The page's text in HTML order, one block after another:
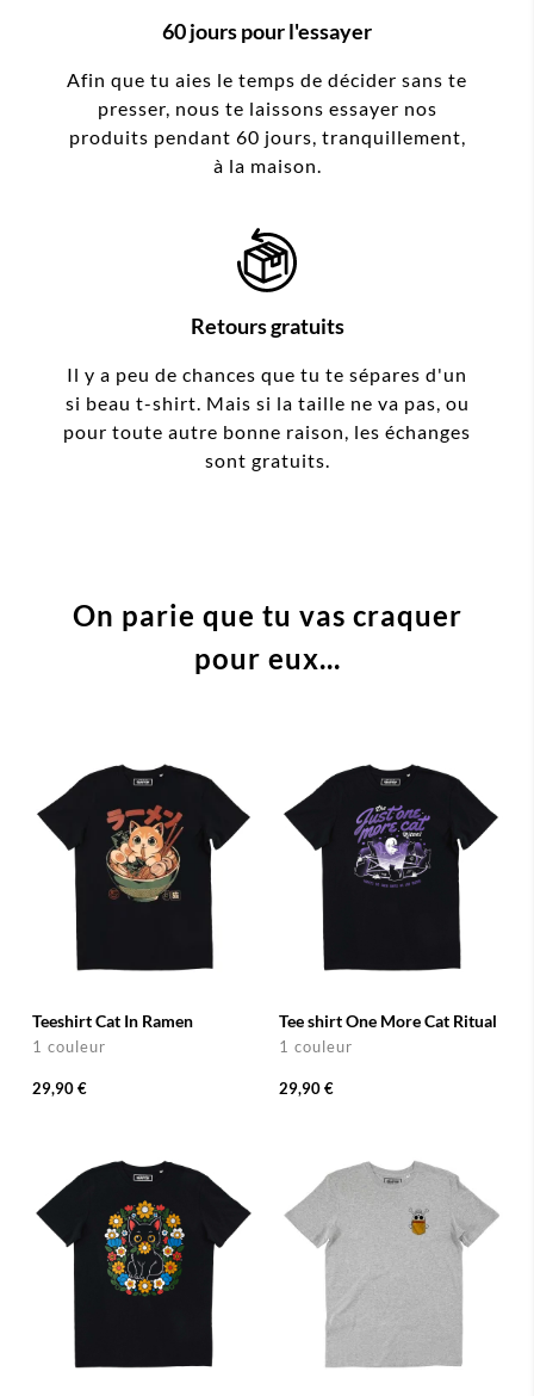
60 jours pour l'essayer
Afin que tu aies le temps de décider sans te
presser, nous te laissons essayer nos
produits pendant 60 jours, tranquillement,
à la maison.
Retours gratuits
Il y a peu de chances que tu te sépares d'un
si beau t-shirt. Mais si la taille ne va pas, ou
pour toute autre bonne raison, les échanges
sont gratuits.
On parie que tu vas craquer
pour eux...
Teeshirt Cat In Ramen
1 couleur
29,90 €
Tee shirt One More Cat Ritual
1 couleur
29,90 €